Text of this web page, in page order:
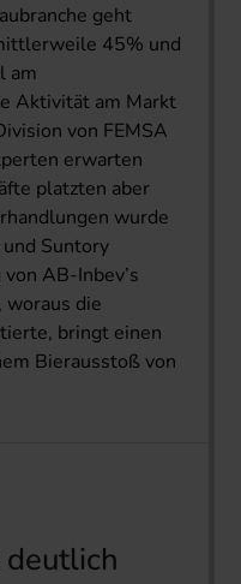
geht
45% und
am
Aktivität am Markt
von FEMSA
erwarten
platzten aber
wurde
Suntory
AB-Inbev’s
woraus die
bringt einen
Bierausstoß von